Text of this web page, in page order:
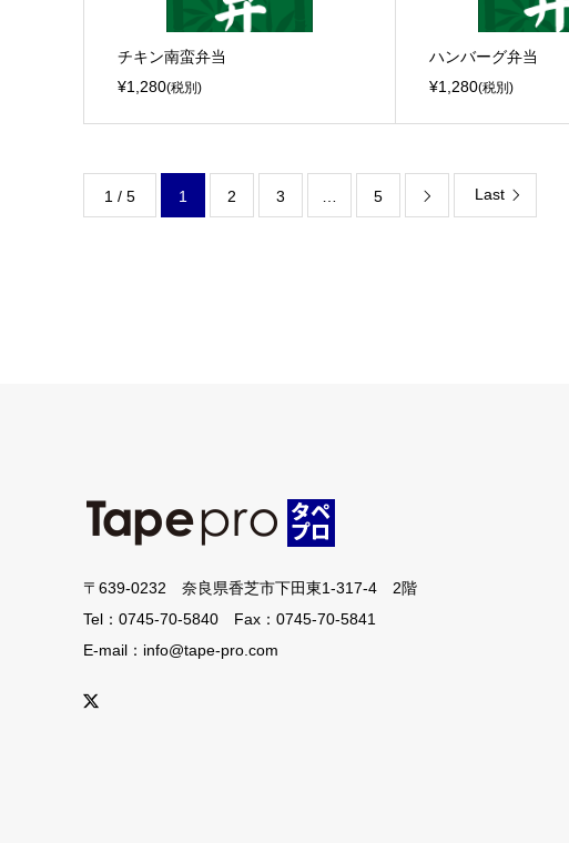
チキン南蛮弁当
¥1,280(税別)
ハンバーグ弁当
¥1,280(税別)
1 / 5 1 2 3 5  Last
〒639-0232 奈良県香芝市下田東1-317-4 2階
Tel：0745-70-5840 Fax：0745-70-5841
E-mail：info@tape-pro.com